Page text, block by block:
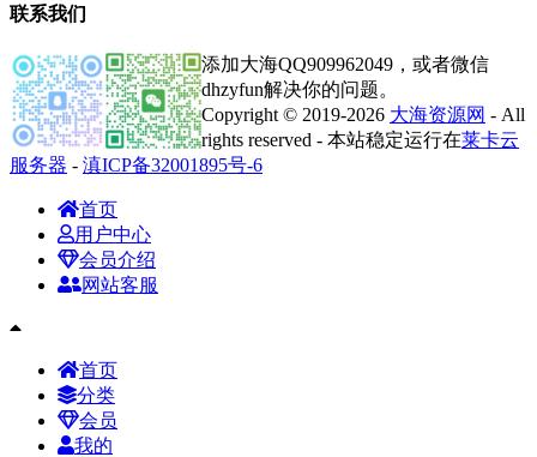
联系我们
添加大海QQ909962049，或者微信
dhzyfun解决你的问题。
Copyright © 2019-2026 大海资源网 - All
rights reserved - 本站稳定运行在莱卡云
服务器 - 滇ICP备32001895号-6
首页
用户中心
会员介绍
网站客服
首页
分类
会员
我的